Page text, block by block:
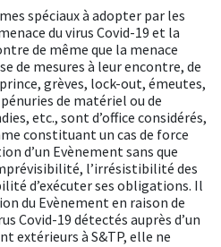
spéciaux à adopter par les
du virus Covid-19 et la
de même que la menace
de mesures à leur encontre, de
grèves, lock-out, émeutes,
de matériel ou de
etc., sont d’office considérés,
constituant un cas de force
d’un Evènement sans que
l’irrésistibilité des
d’exécuter ses obligations. Il
du Evènement en raison de
Covid-19 détectés auprès d’un
extérieurs à S&TP, elle ne